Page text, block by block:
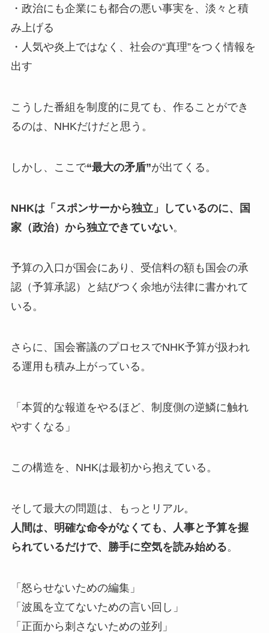
・政治にも企業にも都合の悪い事実を、淡々と積
み上げる
・人気や炎上ではなく、社会の“真理”をつく情報を
出す
こうした番組を制度的に見ても、作ることができ
るのは、NHKだけだと思う。
しかし、ここで“最大の矛盾”が出てくる。
NHKは「スポンサーから独立」しているのに、国
家（政治）から独立できていない。
予算の入口が国会にあり、受信料の額も国会の承
認（予算承認）と結びつく余地が法律に書かれて
いる。
さらに、国会審議のプロセスでNHK予算が扱われ
る運用も積み上がっている。
「本質的な報道をやるほど、制度側の逆鱗に触れ
やすくなる」
この構造を、NHKは最初から抱えている。
そして最大の問題は、もっとリアル。
人間は、明確な命令がなくても、人事と予算を握
られているだけで、勝手に空気を読み始める。
「怒らせないための編集」
「波風を立てないための言い回し」
「正面から刺さないための並列」